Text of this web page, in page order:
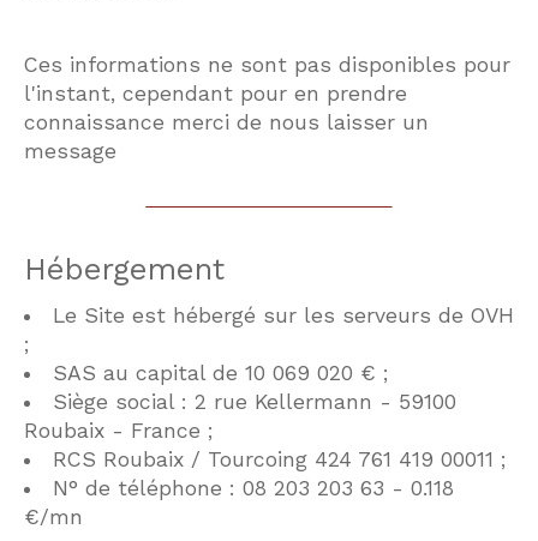
Ces informations ne sont pas disponibles pour
l'instant, cependant pour en prendre
connaissance merci de nous laisser un
message
Hébergement
Le Site est hébergé sur les serveurs de OVH
;
SAS au capital de 10 069 020 € ;
Siège social : 2 rue Kellermann - 59100
Roubaix - France ;
RCS Roubaix / Tourcoing 424 761 419 00011 ;
N° de téléphone : 08 203 203 63 - 0.118
€/mn
COUPS DE COEUR EXCLUSIVITÉS
NOUVEAUTÉS
RECHERCHER